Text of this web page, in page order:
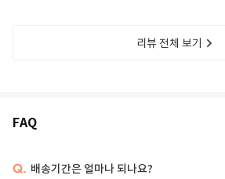
리뷰 전체 보기
FAQ
Q. 배송기간은 얼마나 되나요?